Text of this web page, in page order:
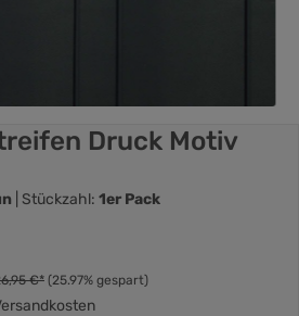
Druck Motiv
| Stückzahl: 1er Pack
€* (25.97% gespart)